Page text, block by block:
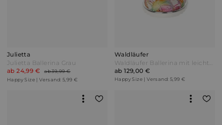
Julietta
Julietta Ballerina Grau
ab 24,99 €
ab 39,99 €
Happy Size | Versand: 5,99 €
Waldläufer
Waldläufer Ballerina mit leichter EVA-Laufsohle Multicolor Bunt
ab 129,00 €
Happy Size | Versand: 5,99 €